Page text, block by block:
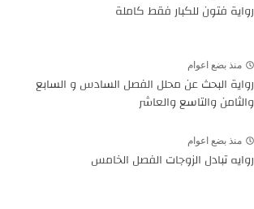
رواية فتون للكبار فقط كاملة
منذ بضع اعوام
رواية البحث عن محلل الفصل السادس و السابع
والثامن والتاسع والعاشر
منذ بضع اعوام
روايه تبادل الزوجات الفصل الخامس